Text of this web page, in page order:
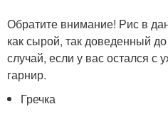
Обратите внимание! Рис в
как сырой, так доведенный
случай, если у вас остался с
гарнир.
Гречка